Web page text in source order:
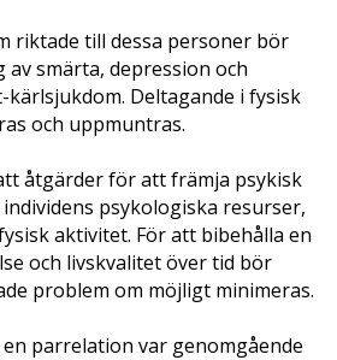
riktade till dessa personer bör
smärta, depression och
Deltagande i fysisk
och uppmuntras.
åtgärder för att främja psykisk
psykologiska resurser,
aktivitet. För att bibehålla en
och livskvalitet över tid bör
problem om möjligt minimeras.
parrelation var genomgående